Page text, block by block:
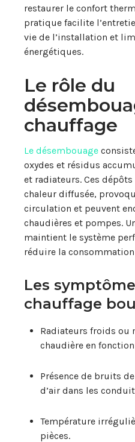
restaurer le confort
pratique facilite
vie de l’installation et
énergétiques.
Le rôle du
chauffage
Le désembouage
oxydes et résidus
et radiateurs. Ces
chaleur diffusée,
circulation et peuvent
chaudières et pompes.
maintient le système
réduire la
Les
chauffage
Radiateurs froids ou
chaudière en
Présence de bruits
d’air dans les
Température
pièces.